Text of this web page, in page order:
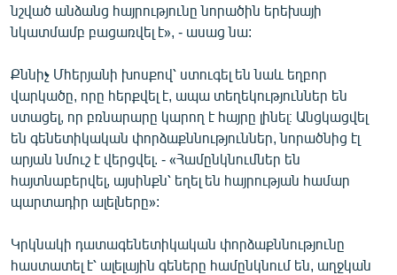
նշված անձանց հայրությունը նորածին երեխայի
նկատմամբ բացառվել է», - ասաց նա:
Քննիչ Մհերյանի խոսքով՝ ստուգել են նաև եղբոր
վարկածը, որը հերքվել է, ապա տեղեկություններ են
ստացել, որ բռնարարը կարող է հայրը լինել։ Անցկացվել
են գենետիկական փորձաքննություններ, նորածնից էլ
արյան նմուշ է վերցվել. - «Համընկնումներ են
հայտնաբերվել, այսինքն՝ եղել են հայրության համար
պարտադիր ալելները»:
Կրկնակի դատագենետիկական փորձաքննությունը
հաստատել է՝ ալելային գեները համընկնում են, աղջկան